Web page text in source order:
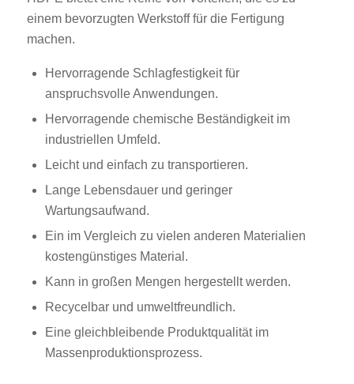
einem bevorzugten Werkstoff für die Fertigung
machen.
Hervorragende Schlagfestigkeit für
anspruchsvolle Anwendungen.
Hervorragende chemische Beständigkeit im
industriellen Umfeld.
Leicht und einfach zu transportieren.
Lange Lebensdauer und geringer
Wartungsaufwand.
Ein im Vergleich zu vielen anderen Materialien
kostengünstiges Material.
Kann in großen Mengen hergestellt werden.
Recycelbar und umweltfreundlich.
Eine gleichbleibende Produktqualität im
Massenproduktionsprozess.